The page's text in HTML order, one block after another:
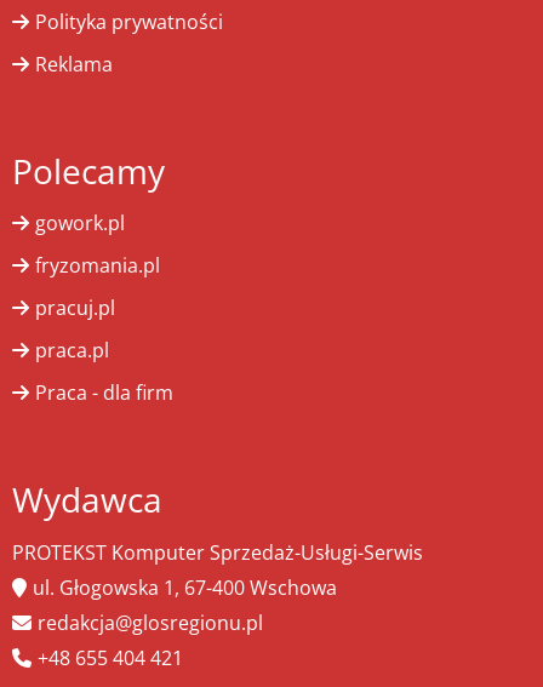
Polityka prywatności
Reklama
Polecamy
gowork.pl
fryzomania.pl
pracuj.pl
praca.pl
Praca - dla firm
Wydawca
PROTEKST Komputer Sprzedaż-Usługi-Serwis
ul. Głogowska 1, 67-400 Wschowa
redakcja@glosregionu.pl
+48 655 404 421